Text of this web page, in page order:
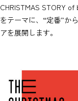
CHRISTMAS STORY
をテーマに、“定番”か
アを展開します。